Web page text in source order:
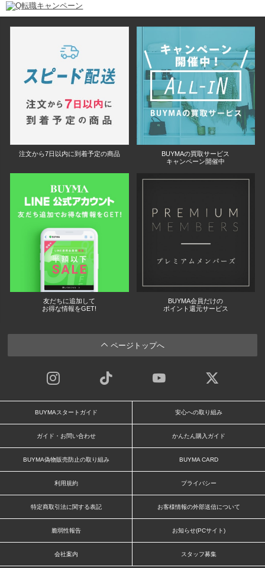
注文から7日以内に到着予定の商品
BUYMAの買取サービス
キャンペーン開催中
友だちに追加して
お得な情報をGET!
BUYMA会員だけの
ポイント還元サービス
ページトップへ
BUYMAスタートガイド 安心への取り組み
ガイド・お問い合わせ かんたん購入ガイド
BUYMA偽物販売防止の取り組み BUYMA CARD
利用規約 プライバシー
特定商取引法に関する表記 お客様情報の外部送信について
脆弱性報告 お知らせ(PCサイト)
会社案内 スタッフ募集